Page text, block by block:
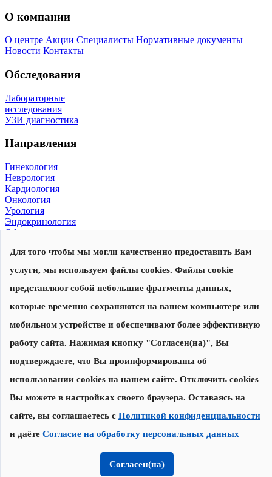
О компании
О центре Акции Специалисты Нормативные документы
Новости Контакты
Обследования
Лабораторные
исследования
УЗИ диагностика
Направления
Гинекология
Неврология
Кардиология
Онкология
Урология
Эндокринология
Офтальмология
© 2026, Центр современной медицины
согласие на обработку
персональных данных
Сделано в
Запишитесь на прием
времени приема
Записаться на прием
Политикой конфиденциальностиидаю согласие на обработку
персональных данных
Мы свяжемся с Вами в течение 30 минут.
Для того чтобы мы могли качественно предоставить Вам
услуги, мы используем файлы cookies. Файлы cookie
представляют собой небольшие фрагменты данных,
которые временно сохраняются на вашем компьютере или
мобильном устройстве и обеспечивают более эффективную
работу сайта. Нажимая кнопку "Согласен(на)", Вы
подтверждаете, что Вы проинформированы об
использовании cookies на нашем сайте. Отключить cookies
Вы можете в настройках своего браузера. Оставаясь на
сайте, вы соглашаетесь с Политикой конфиденциальности
и даёте Согласие на обработку персональных данных
Согласен(на)